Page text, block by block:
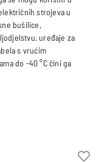
strojeva u
bušilice,
uređaje za
s vrućim
do -40 °C čini ga